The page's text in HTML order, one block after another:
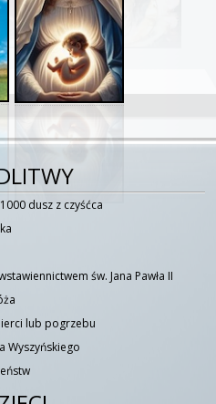
dusz z czyśćca
św. Jana Pawła II
lub pogrzebu
Wyszyńskiego